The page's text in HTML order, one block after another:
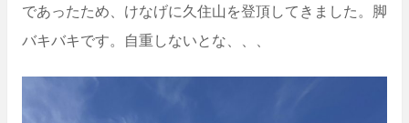
であったため、けなげに久住山を登頂してきました。脚
バキバキです。自重しないとな、、、